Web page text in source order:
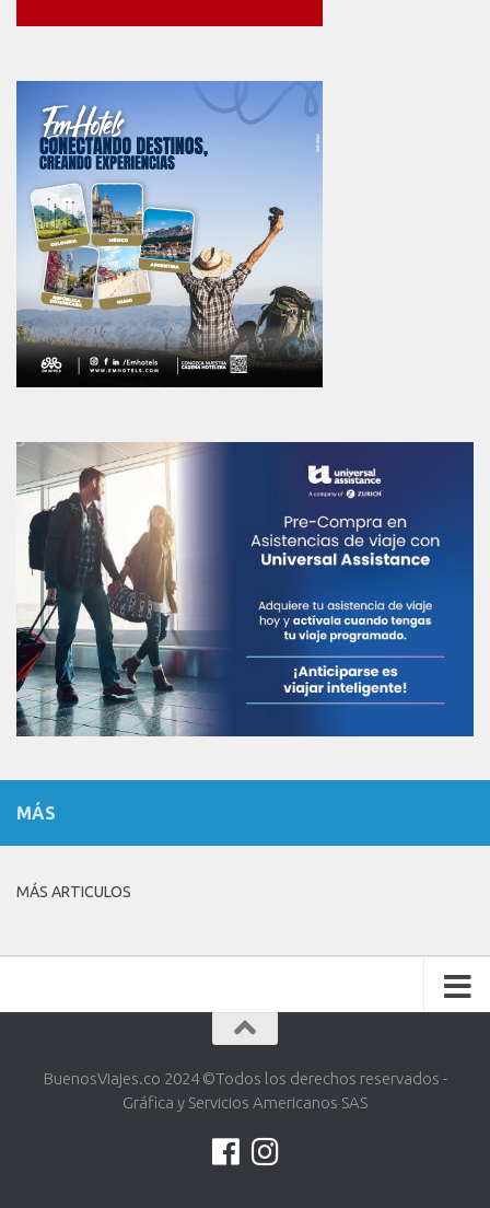
MÁS
MÁS ARTICULOS
BuenosViajes.co 2024 ©️Todos los derechos reservados -
Gráfica y Servicios Americanos SAS